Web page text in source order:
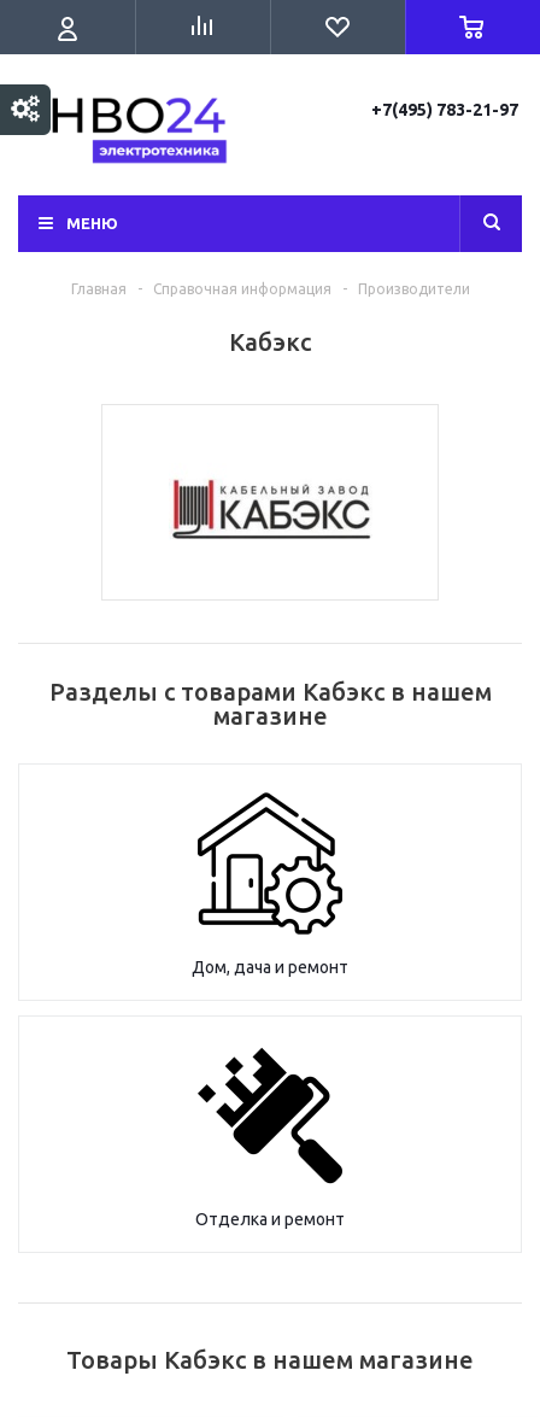
+7(495) 783-21-97
МЕНЮ
Главная - Справочная информация - Производители
Кабэкс
Разделы с товарами Кабэкс в нашем
магазине
Дом, дача и ремонт
Отделка и ремонт
Товары Кабэкс в нашем магазине